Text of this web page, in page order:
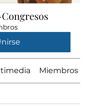
Miembros